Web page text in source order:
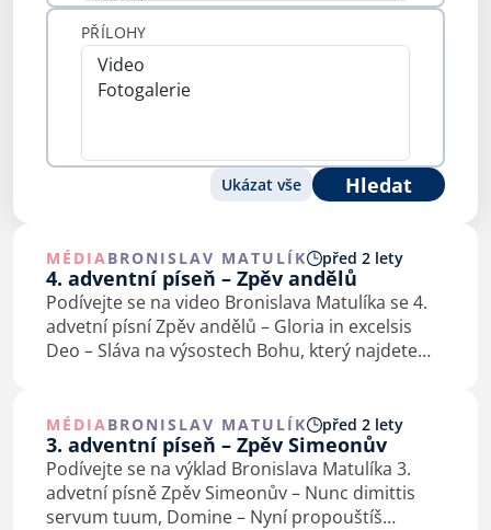
PŘÍLOHY
Ukázat vše Hledat
MÉDIABRONISLAV MATULÍK před 2 lety
4. adventní píseň – Zpěv andělů
Podívejte se na video Bronislava Matulíka se 4.
advetní písní Zpěv andělů – Gloria in excelsis
Deo – Sláva na výsostech Bohu, který najdete
MÉDIABRONISLAV MATULÍK před 2 lety
3. adventní píseň – Zpěv Simeonův
Podívejte se na výklad Bronislava Matulíka 3.
advetní písně Zpěv Simeonův – Nunc dimittis
servum tuum, Domine – Nyní propouštíš